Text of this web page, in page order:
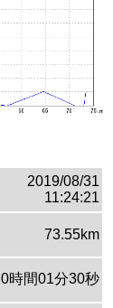
2019/08/31
11:24:21
73.55km
0時間01分30秒